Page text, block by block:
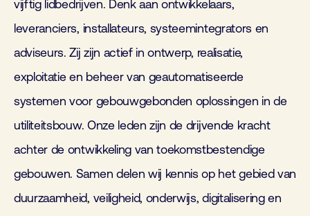
vijftig lidbedrijven. Denk aan ontwikkelaars,
leveranciers, installateurs, systeemintegrators en
adviseurs. Zij zijn actief in ontwerp, realisatie,
exploitatie en beheer van geautomatiseerde
systemen voor gebouwgebonden oplossingen in de
utiliteitsbouw. Onze leden zijn de drijvende kracht
achter de ontwikkeling van toekomstbestendige
gebouwen. Samen delen wij kennis op het gebied van
duurzaamheid, veiligheid, onderwijs, digitalisering en